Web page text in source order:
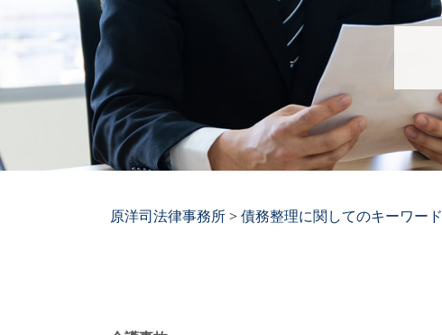
原洋司法律事務所 > 債務整理に関してのキーワード